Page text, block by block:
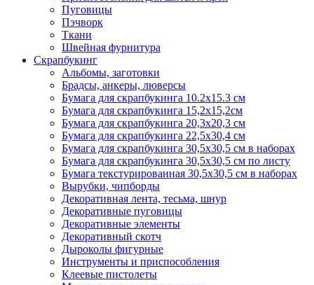
Пуговицы
Пэчворк
Ткани
Швейная фурнитура
Скрапбукинг
Альбомы, заготовки
Брадсы, анкеры, люверсы
Бумага для скрапбукинга 10.2х15.3 см
Бумага для скрапбукинга 15,2х15,2см
Бумага для скрапбукинга 20,3х20,3 см
Бумага для скрапбукинга 22,5х30,4 см
Бумага для скрапбукинга 30,5х30,5 см в наборах
Бумага для скрапбукинга 30,5х30,5 см по листу
Бумага текстурированная 30,5х30,5 см в наборах
Вырубки, чипборды
Декоративная лента, тесьма, шнур
Декоративные пуговицы
Декоративные элементы
Декоративный скотч
Дыроколы фигурные
Инструменты и приспособления
Клеевые пистолеты